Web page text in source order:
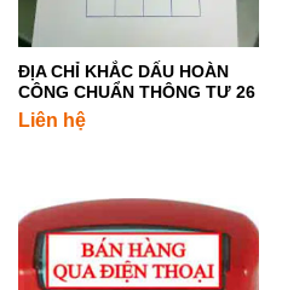
ĐỊA CHỈ KHẮC DẤU HOÀN
CÔNG CHUẨN THÔNG TƯ 26
Liên hệ